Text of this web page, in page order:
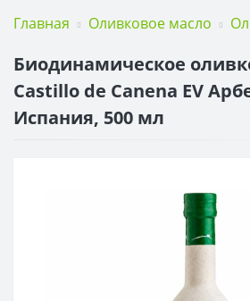
Главная Оливковое масло
Биодинамическое
Castillo de Canena EV
Испания, 500 мл